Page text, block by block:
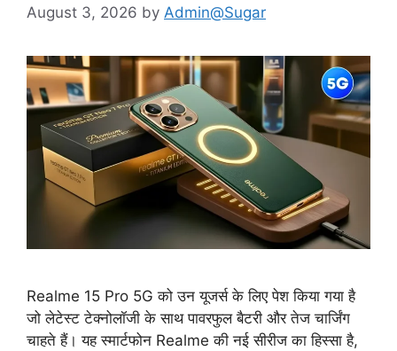
August 3, 2026 by Admin@Sugar
Realme 15 Pro 5G को उन यूजर्स के लिए पेश किया गया है
जो लेटेस्ट टेक्नोलॉजी के साथ पावरफुल बैटरी और तेज चार्जिंग
चाहते हैं। यह स्मार्टफोन Realme की नई सीरीज का हिस्सा है,